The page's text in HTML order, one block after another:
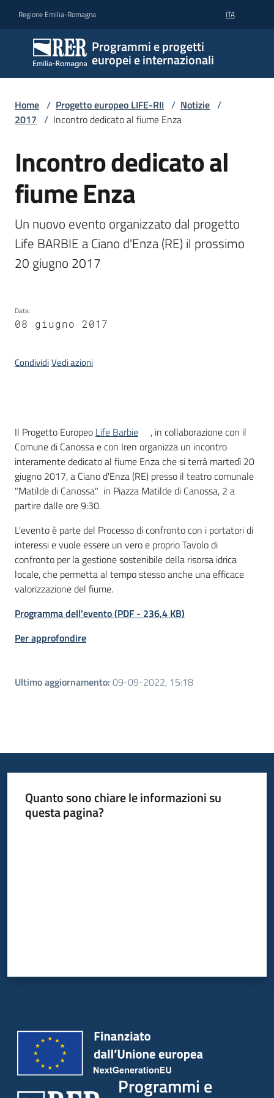
Regione Emilia-Romagna ITA
Programmi e progetti
europei e internazionali
Home / Progetto europeo LIFE-RII / Notizie /
2017 / Incontro dedicato al fiume Enza
Salta al contenuto
Incontro dedicato al
fiume Enza
Un nuovo evento organizzato dal progetto
Life BARBIE a Ciano d'Enza (RE) il prossimo
20 giugno 2017
Data:
08 giugno 2017
CondividiVedi azioni
Introduzione
Il Progetto Europeo Life Barbie
, in collaborazione con il
Comune di Canossa e con Iren organizza un incontro
interamente dedicato al fiume Enza che si terrà martedì 20
giugno 2017, a Ciano d'Enza (RE) presso il teatro comunale
"Matilde di Canossa" in Piazza Matilde di Canossa, 2 a
partire dalle ore 9:30.
L'evento è parte del Processo di confronto con i portatori di
interessi e vuole essere un vero e proprio Tavolo di
confronto per la gestione sostenibile della risorsa idrica
locale, che permetta al tempo stesso anche una efficace
valorizzazione del fiume.
Programma dell'evento(PDF - 236,4 KB)
Per approfondire
Ultimo aggiornamento: 09-09-2022, 15:18
Quanto sono chiare le informazioni su
questa pagina?
Programmi e